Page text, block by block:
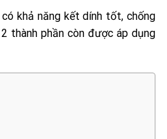
khả năng kết dính tốt, chống
thành phần còn được áp dụng